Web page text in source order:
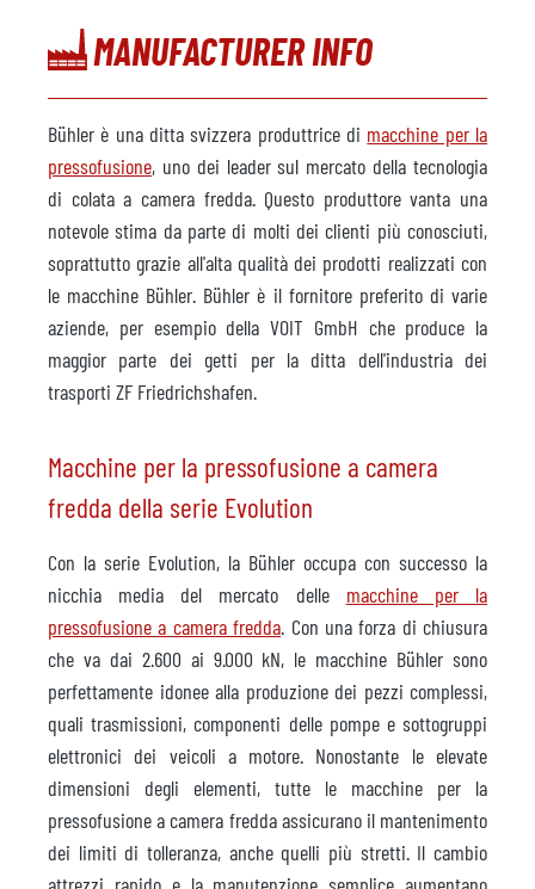
MANUFACTURER INFO
Bühler è una ditta svizzera produttrice di macchine per la
pressofusione, uno dei leader sul mercato della tecnologia
di colata a camera fredda. Questo produttore vanta una
notevole stima da parte di molti dei clienti più conosciuti,
soprattutto grazie all'alta qualità dei prodotti realizzati con
le macchine Bühler. Bühler è il fornitore preferito di varie
aziende, per esempio della VOIT GmbH che produce la
maggior parte dei getti per la ditta dell'industria dei
trasporti ZF Friedrichshafen.
Macchine per la pressofusione a camera
fredda della serie Evolution
Con la serie Evolution, la Bühler occupa con successo la
nicchia media del mercato delle macchine per la
pressofusione a camera fredda. Con una forza di chiusura
che va dai 2.600 ai 9.000 kN, le macchine Bühler sono
perfettamente idonee alla produzione dei pezzi complessi,
quali trasmissioni, componenti delle pompe e sottogruppi
elettronici dei veicoli a motore. Nonostante le elevate
dimensioni degli elementi, tutte le macchine per la
pressofusione a camera fredda assicurano il mantenimento
dei limiti di tolleranza, anche quelli più stretti. Il cambio